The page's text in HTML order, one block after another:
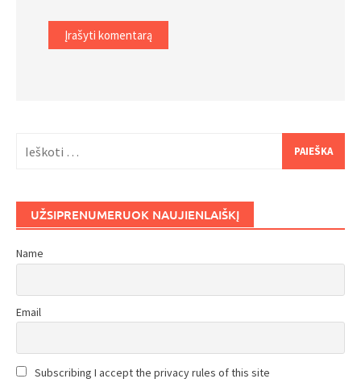
UŽSIPRENUMERUOK NAUJIENLAIŠKĮ
Name
Email
Subscribing I accept the privacy rules of this site